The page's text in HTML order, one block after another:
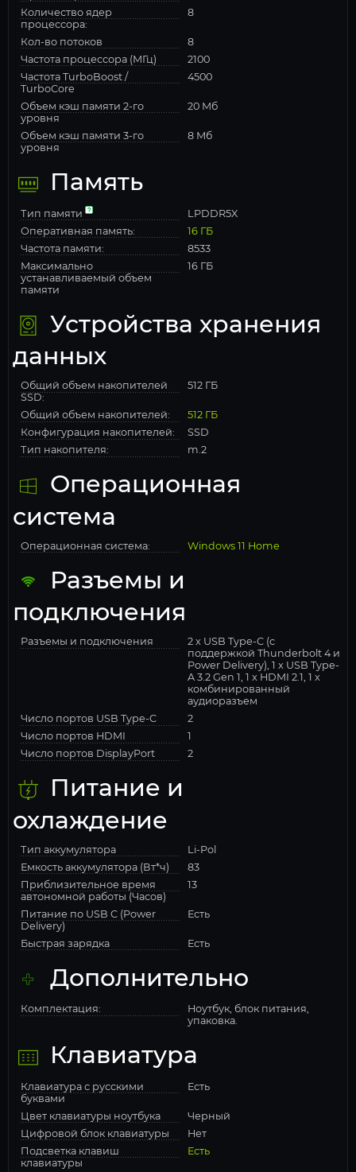
Количество ядер
процессора:
8
Кол-во потоков
8
Частота процессора (МГц)
2100
Частота TurboBoost /
TurboCore
4500
Объем кэш памяти 2-го
уровня
20 Мб
Объем кэш памяти 3-го
уровня
8 Мб
Память
Тип памяти
LPDDR5X
Оперативная память:
16 ГБ
Частота памяти:
8533
Максимально
устанавливаемый объем
памяти
16 ГБ
Устройства хранения
данных
Общий объем накопителей
SSD:
512 ГБ
Общий объем накопителей:
512 ГБ
Конфигурация накопителей:
SSD
Тип накопителя:
m.2
Операционная
система
Операционная система: Windows 11 Home
Разъемы и
подключения
Разъемы и подключения
2 x USB Type-C (с
поддержкой Thunderbolt 4 и
Power Delivery), 1 x USB Type-
A 3.2 Gen 1, 1 x HDMI 2.1, 1 x
комбинированный
аудиоразъем
Число портов USB Type-C
2
Число портов HDMI
1
Число портов DisplayPort
2
Питание и
охлаждение
Тип аккумулятора
Li-Pol
Емкость аккумулятора (Вт*ч)
83
Приблизительное время
автономной работы (Часов)
13
Питание по USB C (Power
Delivery)
Есть
Быстрая зарядка Есть
Дополнительно
Комплектация:
Ноутбук, блок питания,
упаковка.
Клавиатура
Клавиатура с русскими
буквами
Есть
Цвет клавиатуры ноутбука
Черный
Цифровой блок клавиатуры
Нет
Подсветка клавиш
клавиатуры
Есть